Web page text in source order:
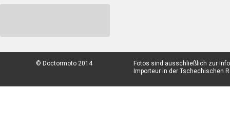
© Doctormoto 2014
Fotos sind ausschließlich zur
Importeur in der Tschechischen